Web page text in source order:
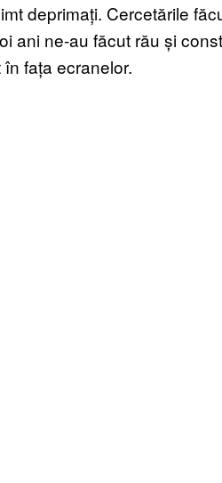
deprimați. Cercetările
ani ne-au făcut rău și
fața ecranelor.